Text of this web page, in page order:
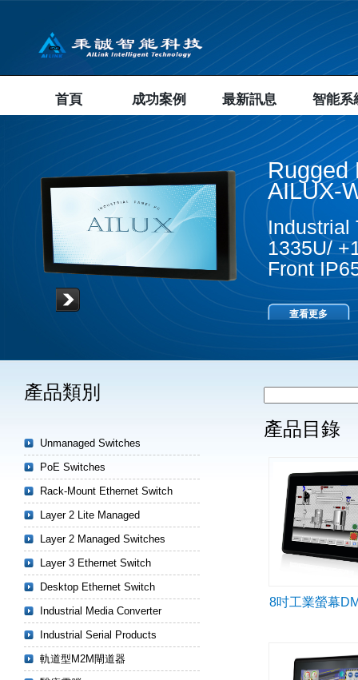
首頁 成功案例 最新訊息 智能系
Rugged
AILUX-
Industrial
1335U/
Front
查看更多
產品目錄
8吋工業螢幕
產品類別
Unmanaged Switches
PoE Switches
Rack-Mount Ethernet Switch
Layer 2 Lite Managed
Layer 2 Managed Switches
Layer 3 Ethernet Switch
Desktop Ethernet Switch
Industrial Media Converter
Industrial Serial Products
軌道型M2M閘道器